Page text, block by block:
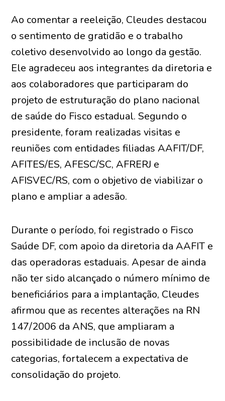
Ao comentar a reeleição, Cleudes destacou
o sentimento de gratidão e o trabalho
coletivo desenvolvido ao longo da gestão.
Ele agradeceu aos integrantes da diretoria e
aos colaboradores que participaram do
projeto de estruturação do plano nacional
de saúde do Fisco estadual. Segundo o
presidente, foram realizadas visitas e
reuniões com entidades filiadas AAFIT/DF,
AFITES/ES, AFESC/SC, AFRERJ e
AFISVEC/RS, com o objetivo de viabilizar o
plano e ampliar a adesão.
Durante o período, foi registrado o Fisco
Saúde DF, com apoio da diretoria da AAFIT e
das operadoras estaduais. Apesar de ainda
não ter sido alcançado o número mínimo de
beneficiários para a implantação, Cleudes
afirmou que as recentes alterações na RN
147/2006 da ANS, que ampliaram a
possibilidade de inclusão de novas
categorias, fortalecem a expectativa de
consolidação do projeto.